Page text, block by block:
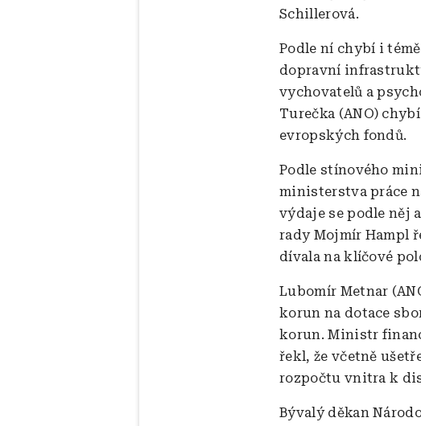
Schillerová.
Podle ní chybí i
dopravní
vychovatelů a
Turečka (ANO)
evropských fondů.
Podle stínového
ministerstva práce
výdaje se podle něj
rady Mojmír Hampl
dívala na klíčové
Lubomír Metnar
korun na dotace
korun. Ministr
řekl, že včetně
rozpočtu vnitra k
Bývalý děkan